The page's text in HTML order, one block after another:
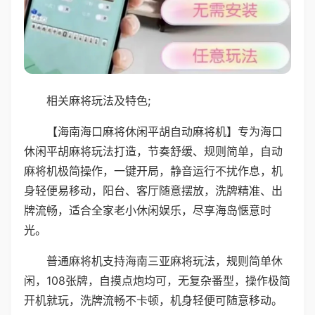
相关麻将玩法及特色;
【海南海口麻将休闲平胡自动麻将机】专为海口
休闲平胡麻将玩法打造，节奏舒缓、规则简单，自动
麻将机极简操作，一键开局，静音运行不扰作息，机
身轻便易移动，阳台、客厅随意摆放，洗牌精准、出
牌流畅，适合全家老小休闲娱乐，尽享海岛惬意时
光。
普通麻将机支持海南三亚麻将玩法，规则简单休
闲，108张牌，自摸点炮均可，无复杂番型，操作极简
开机就玩，洗牌流畅不卡顿，机身轻便可随意移动。